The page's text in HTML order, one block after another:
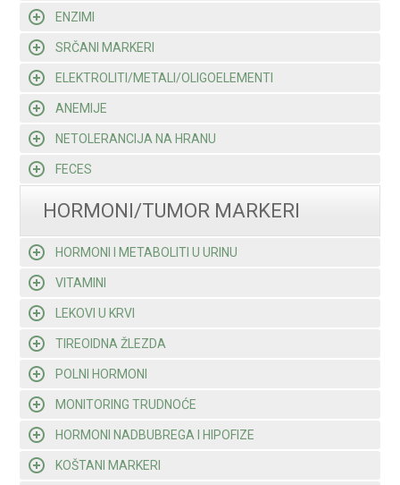
ENZIMI
SRČANI MARKERI
ELEKTROLITI/METALI/OLIGOELEMENTI
ANEMIJE
NETOLERANCIJA NA HRANU
FECES
HORMONI/TUMOR MARKERI
HORMONI I METABOLITI U URINU
VITAMINI
LEKOVI U KRVI
TIREOIDNA ŽLEZDA
POLNI HORMONI
MONITORING TRUDNOĆE
HORMONI NADBUBREGA I HIPOFIZE
KOŠTANI MARKERI